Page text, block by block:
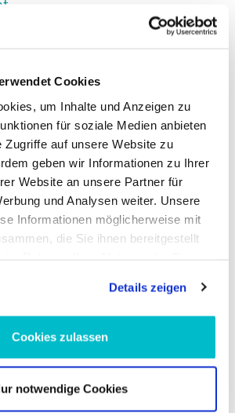
Cookies
um Inhalte und Anzeigen zu
für soziale Medien anbieten
Zugriffe auf unsere Website zu
geben wir Informationen zu Ihrer
Website an unsere Partner für
und Analysen weiter. Unsere
Informationen möglicherweise mit
die Sie ihnen bereitgestellt
Details zeigen
Cookies zulassen
notwendige Cookies
Fahrzeugbereiche ab: Motor- und
Artikel sind
Lösungen zur Verfügung.
wieFensterheberrunden das Sortiment
und Fahrzeugbesitzer
von der gleichbleibenden Qualität und
derValeo Teile, was Montagezeiten
für transparente Lieferketten und
für den professionellen Einbau